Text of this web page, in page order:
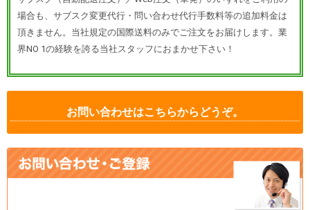
場合も、サブスク変更代行・問い合わせ代行手数料等の追加料金は
頂きません。当社規定の国際送料のみでご注文をお届けします。業
界NO 1の経験を誇る当社スタッフにおまかせ下さい！
お問い合わせはこちらからどうぞ。